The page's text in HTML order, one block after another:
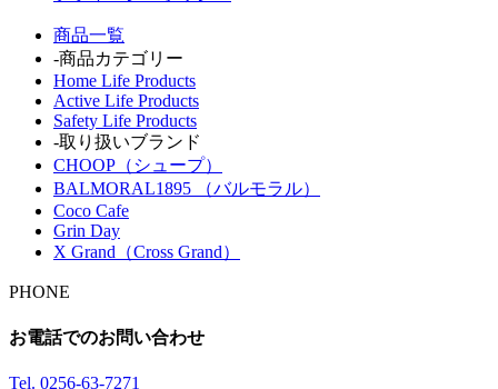
商品一覧
-商品カテゴリー
Home Life Products
Active Life Products
Safety Life Products
-取り扱いブランド
CHOOP（シュープ）
BALMORAL1895 （バルモラル）
Coco Cafe
Grin Day
X Grand（Cross Grand）
PHONE
お電話でのお問い合わせ
Tel. 0256-63-7271